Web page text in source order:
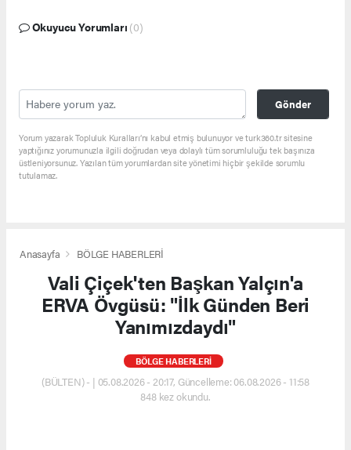
Okuyucu Yorumları (0)
Gönder
Yorum yazarak Topluluk Kuralları’nı kabul etmiş bulunuyor ve turk360.tr sitesine
yaptığınız yorumunuzla ilgili doğrudan veya dolaylı tüm sorumluluğu tek başınıza
üstleniyorsunuz. Yazılan tüm yorumlardan site yönetimi hiçbir şekilde sorumlu
tutulamaz.
Anasayfa BÖLGE HABERLERİ
Vali Çiçek'ten Başkan Yalçın'a
ERVA Övgüsü: "İlk Günden Beri
Yanımızdaydı"
BÖLGE HABERLERİ
(BÜLTEN) - | 05.08.2026 - 20:17, Güncelleme: 06.08.2026 - 11:58
848 kez okundu.